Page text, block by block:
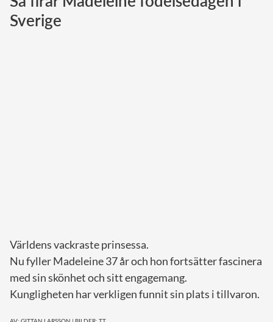
Sverige
Världens vackraste prinsessa.
Nu fyller Madeleine 37 år och hon fortsätter fascinera
med sin skönhet och sitt engagemang.
Kungligheten har verkligen funnit sin plats i tillvaron.
AV: GITTAN LARSSON | BILDER: TT